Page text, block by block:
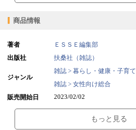
商品情報
著者
ＥＳＳＥ編集部
出版社
扶桑社（雑誌）
ジャンル
雑誌 > 暮らし・健康・子育て
雑誌 > 女性向け総合
販売開始日
2023/02/02
ファイルサイズ 127.30MB
もっと見る